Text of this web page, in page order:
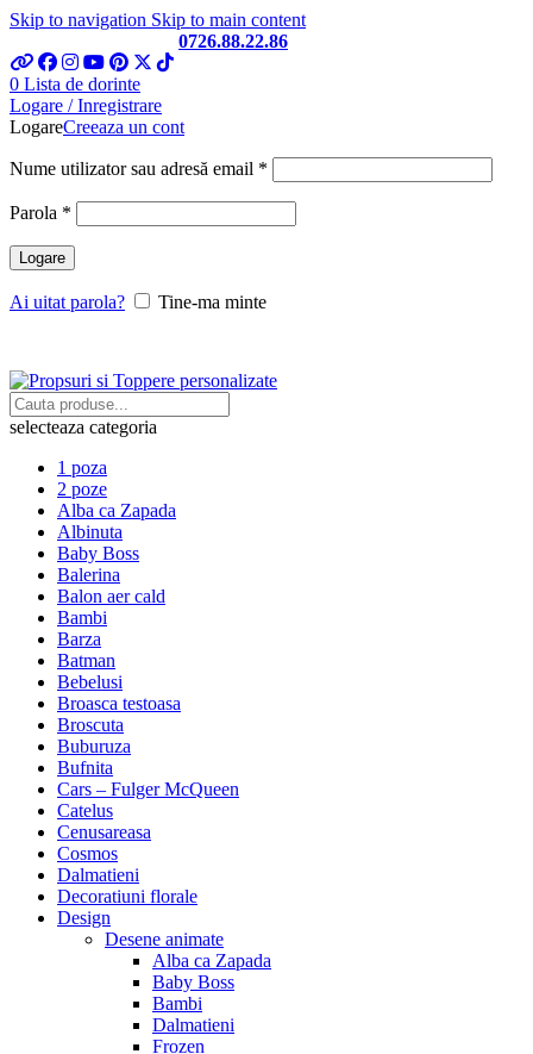
Skip to navigation Skip to main content
0726.88.22.86
0 Lista de dorinte
Logare / Inregistrare
LogareCreeaza un cont
Nume utilizator sau adresă email *
Parola *
Logare
Ai uitat parola? Tine-ma minte
selecteaza categoria
1 poza
2 poze
Alba ca Zapada
Albinuta
Baby Boss
Balerina
Balon aer cald
Bambi
Barza
Batman
Bebelusi
Broasca testoasa
Broscuta
Buburuza
Bufnita
Cars – Fulger McQueen
Catelus
Cenusareasa
Cosmos
Dalmatieni
Decoratiuni florale
Design
Desene animate
Alba ca Zapada
Baby Boss
Bambi
Dalmatieni
Frozen